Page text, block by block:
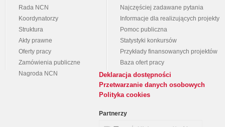
Rada NCN
Koordynatorzy
Struktura
Akty prawne
Oferty pracy
Zamówienia publiczne
Nagroda NCN
Najczęściej zadawane pytania
Informacje dla realizujących projekty
Pomoc publiczna
Statystyki konkursów
Przykłady finansowanych projektów
Baza ofert pracy
Deklaracja dostępności
Przetwarzanie danych osobowych
Polityka cookies
Partnerzy